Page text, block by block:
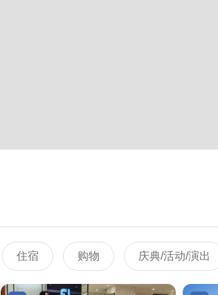
住宿 购物 庆典/活动/演出